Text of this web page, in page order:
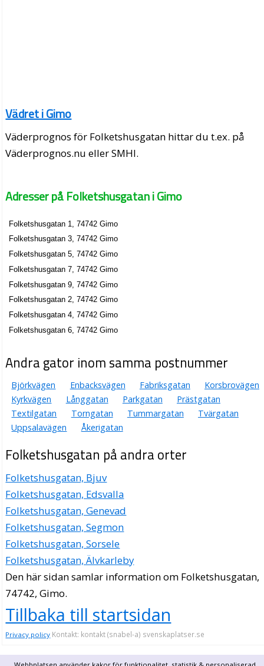
Vädret i Gimo
Väderprognos för Folketshusgatan hittar du t.ex. på
Väderprognos.nu eller SMHI.
Adresser på Folketshusgatan i Gimo
Folketshusgatan 1, 74742 Gimo
Folketshusgatan 3, 74742 Gimo
Folketshusgatan 5, 74742 Gimo
Folketshusgatan 7, 74742 Gimo
Folketshusgatan 9, 74742 Gimo
Folketshusgatan 2, 74742 Gimo
Folketshusgatan 4, 74742 Gimo
Folketshusgatan 6, 74742 Gimo
Andra gator inom samma postnummer
Björkvägen Enbacksvägen Fabriksgatan
Korsbrovägen
Kyrkvägen
Långgatan Parkgatan
Prästgatan
Textilgatan
Torngatan Tummargatan
Tvärgatan
Uppsalavägen
Åkerigatan
Folketshusgatan på andra orter
Folketshusgatan, Bjuv
Folketshusgatan, Edsvalla
Folketshusgatan, Genevad
Folketshusgatan, Segmon
Folketshusgatan, Sorsele
Folketshusgatan, Älvkarleby
Den här sidan samlar information om Folketshusgatan,
74742, Gimo.
Tillbaka till startsidan
Privacy policy Kontakt: kontakt (snabel-a) svenskaplatser.se